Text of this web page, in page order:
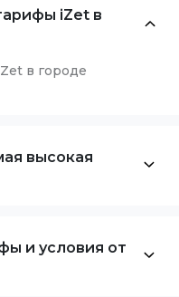
iZet в
в городе
высокая
и условия от